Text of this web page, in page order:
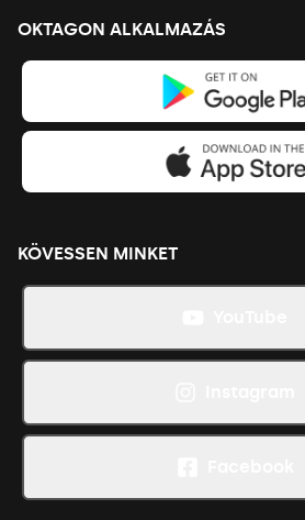
OKTAGON ALKALMAZÁS
KÖVESSEN MINKET